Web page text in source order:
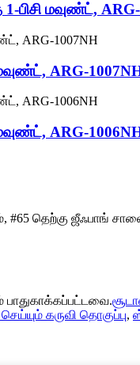
பிசி மவுண்ட்,
ARG-
ARG-
#65 தெற்கு ஜீஃபாங்
பாதுகாக்கப்பட்டவை.
கருவி தொகுப்பு,